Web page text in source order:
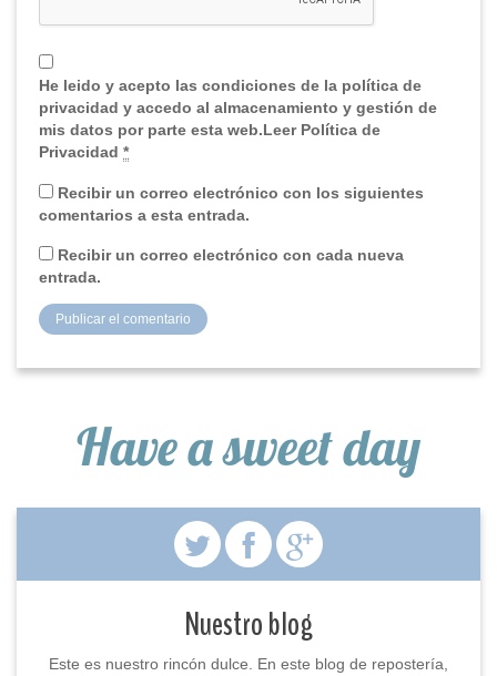
He leido y acepto las condiciones de la política de
privacidad y accedo al almacenamiento y gestión de
mis datos por parte esta web.Leer Política de
Privacidad *
Recibir un correo electrónico con los siguientes
comentarios a esta entrada.
Recibir un correo electrónico con cada nueva
entrada.
Have a sweet day
Nuestro blog
Este es nuestro rincón dulce. En este blog de repostería,